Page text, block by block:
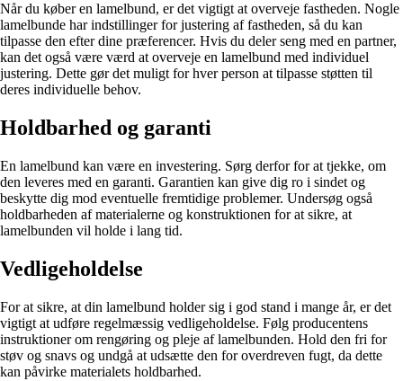
Når du køber en lamelbund, er det vigtigt at overveje fastheden. Nogle
lamelbunde har indstillinger for justering af fastheden, så du kan
tilpasse den efter dine præferencer. Hvis du deler seng med en partner,
kan det også være værd at overveje en lamelbund med individuel
justering. Dette gør det muligt for hver person at tilpasse støtten til
deres individuelle behov.
Holdbarhed og garanti
En lamelbund kan være en investering. Sørg derfor for at tjekke, om
den leveres med en garanti. Garantien kan give dig ro i sindet og
beskytte dig mod eventuelle fremtidige problemer. Undersøg også
holdbarheden af ​​materialerne og konstruktionen for at sikre, at
lamelbunden vil holde i lang tid.
Vedligeholdelse
For at sikre, at din lamelbund holder sig i god stand i mange år, er det
vigtigt at udføre regelmæssig vedligeholdelse. Følg producentens
instruktioner om rengøring og pleje af lamelbunden. Hold den fri for
støv og snavs og undgå at udsætte den for overdreven fugt, da dette
kan påvirke materialets holdbarhed.